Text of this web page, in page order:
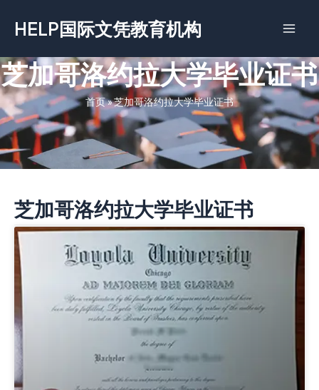
容
HELP国际文凭教育机构
芝加哥洛约拉大学毕业证书
首页»芝加哥洛约拉大学毕业证书
芝加哥洛约拉大学毕业证书